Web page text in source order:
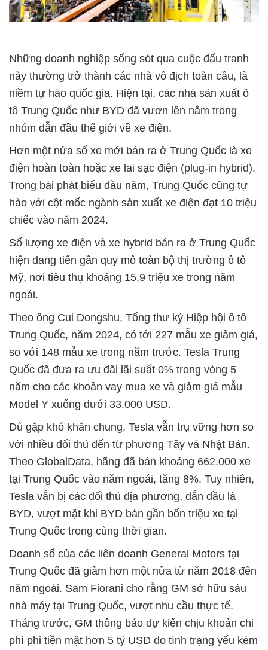
Những doanh nghiệp sống sót qua cuộc đấu tranh
này thường trở thành các nhà vô địch toàn cầu, là
niềm tự hào quốc gia. Hiện tại, các nhà sản xuất ô
tô Trung Quốc như BYD đã vươn lên nằm trong
nhóm dẫn đầu thế giới về xe điện.
Hơn một nửa số xe mới bán ra ở Trung Quốc là xe
điện hoàn toàn hoặc xe lai sạc điện (plug-in hybrid).
Trong bài phát biểu đầu năm, Trung Quốc cũng tự
hào với cột mốc ngành sản xuất xe điện đạt 10 triệu
chiếc vào năm 2024.
Số lượng xe điện và xe hybrid bán ra ở Trung Quốc
hiện đang tiến gần quy mô toàn bộ thị trường ô tô
Mỹ, nơi tiêu thụ khoảng 15,9 triệu xe trong năm
ngoái.
Theo ông Cui Dongshu, Tổng thư ký Hiệp hội ô tô
Trung Quốc, năm 2024, có tới 227 mẫu xe giảm giá,
so với 148 mẫu xe trong năm trước. Tesla Trung
Quốc đã đưa ra ưu đãi lãi suất 0% trong vòng 5
năm cho các khoản vay mua xe và giảm giá mẫu
Model Y xuống dưới 33.000 USD.
Dù gặp khó khăn chung, Tesla vẫn trụ vững hơn so
với nhiều đối thủ đến từ phương Tây và Nhật Bản.
Theo GlobalData, hãng đã bán khoảng 662.000 xe
tại Trung Quốc vào năm ngoái, tăng 8%. Tuy nhiên,
Tesla vẫn bị các đối thủ địa phương, dẫn đầu là
BYD, vượt mặt khi BYD bán gần bốn triệu xe tại
Trung Quốc trong cùng thời gian.
Doanh số của các liên doanh General Motors tại
Trung Quốc đã giảm hơn một nửa từ năm 2018 đến
năm ngoái. Sam Fiorani cho rằng GM sở hữu sáu
nhà máy tại Trung Quốc, vượt nhu cầu thực tế.
Tháng trước, GM thông báo dự kiến chịu khoản chi
phí phi tiền mặt hơn 5 tỷ USD do tình trạng yếu kém